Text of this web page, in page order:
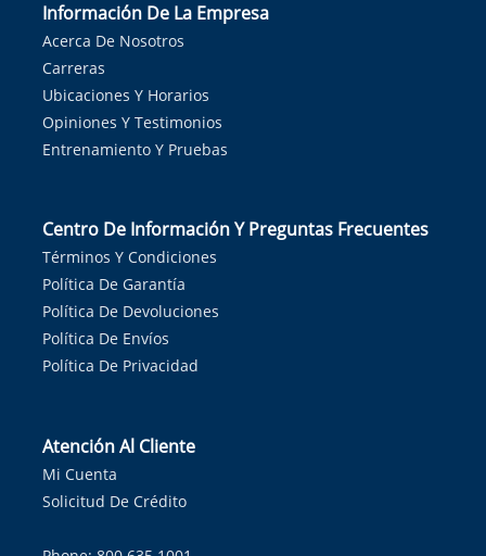
Información De La Empresa
Acerca De Nosotros
Carreras
Ubicaciones Y Horarios
Opiniones Y Testimonios
Entrenamiento Y Pruebas
Centro De Información Y Preguntas Frecuentes
Términos Y Condiciones
Política De Garantía
Política De Devoluciones
Política De Envíos
Política De Privacidad
Atención Al Cliente
Mi Cuenta
Solicitud De Crédito